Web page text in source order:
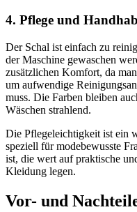
4. Pflege und
Der Schal ist einfach zu
der Maschine gewaschen
zusätzlichen Komfort, da
um aufwendige
muss. Die Farben bleiben
Wäschen strahlend.
Die Pflegeleichtigkeit ist ein
speziell für modebewusste
ist, die wert auf praktische
Kleidung legen.
Vor- und